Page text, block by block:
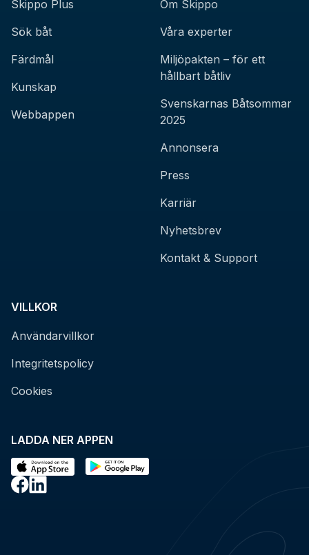
LADDA NER APPEN
Skippo Plus
Sök båt
Färdmål
Kunskap
Webbappen
Om Skippo
Våra experter
Miljöpakten – för ett
hållbart båtliv
Svenskarnas Båtsommar
2025
Annonsera
Press
Karriär
Nyhetsbrev
Kontakt & Support
VILLKOR
Användarvillkor
Integritetspolicy
Cookies